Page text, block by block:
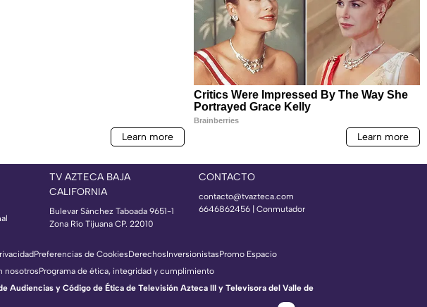
TV AZTECA BAJA
CALIFORNIA
Bulevar Sánchez Taboada 9651-1
Zona Río Tijuana CP. 22010
CONTACTO
contacto@tvazteca.com
6646862456 | Conmutador
Preferencias de CookiesDerechosInversionistasPromo Espacio
nosotrosPrograma de ética, integridad y cumplimiento
Audiencias y Código de Ética de Televisión Azteca III y Televisora del Valle de